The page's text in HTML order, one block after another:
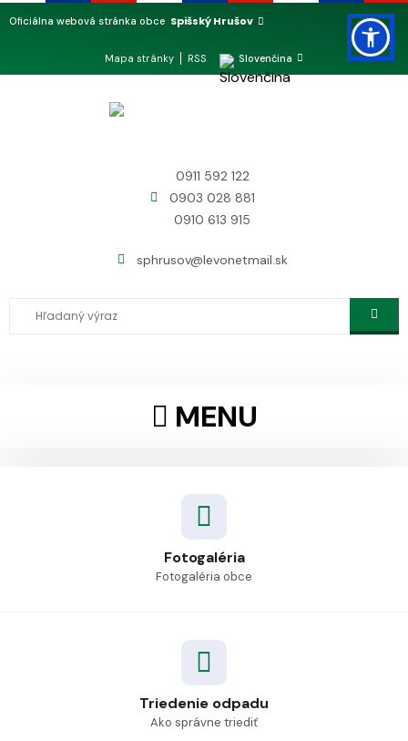
Oficiálna webová stránka obce Spišský Hrušov
Mapa stránky RSS Slovenčina
0911 592 122
0903 028 881
0910 613 915
sphrusov@levonetmail.sk
MENU
Fotogaléria
Fotogaléria obce
Triedenie odpadu
Ako správne triediť